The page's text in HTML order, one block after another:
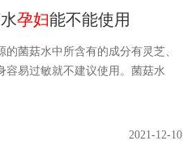
孕妇能不能使用
菌菇水中所含有的成分有灵芝、
容易过敏就不建议使用。菌菇水
2021-12-10